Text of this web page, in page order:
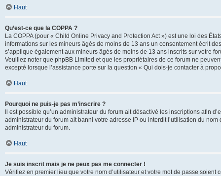
Haut
Qu’est-ce que la COPPA ?
La COPPA (pour « Child Online Privacy and Protection Act ») est une loi des
informations sur les mineurs âgés de moins de 13 ans un consentement écrit
s’applique également aux mineurs âgés de moins de 13 ans inscrits sur votre
Veuillez noter que phpBB Limited et que les propriétaires de ce forum ne
excepté lorsque l’assistance porte sur la question « Qui dois-je contacter à
Haut
Pourquoi ne puis-je pas m’inscrire ?
Il est possible qu’un administrateur du forum ait désactivé les inscriptions afin
administrateur du forum ait banni votre adresse IP ou interdit l’utilisation du
administrateur du forum.
Haut
Je suis inscrit mais je ne peux pas me connecter !
Vérifiez en premier lieu que votre nom d’utilisateur et votre mot de passe